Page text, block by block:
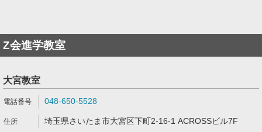
Z会進学教室
大宮教室
048-650-5528
埼玉県さいたま市大宮区下町2-16-1 ACROSSビル7F